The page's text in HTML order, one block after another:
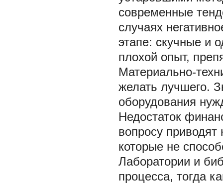
современные
случаях
этапе: скучные и
плохой опыт,
Материально-
желать лучшего.
оборудования
Недостаток
вопросу приводят
которые не
Лаборатории и
процесса, тогда